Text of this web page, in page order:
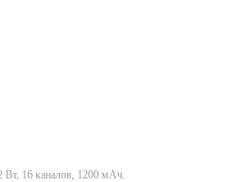
16 каналов, 1200 мАч.